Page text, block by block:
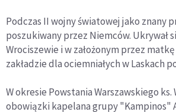
Podczas II wojny światowej jako znany
poszukiwany przez Niemców. Ukrywał
Wrociszewie i w założonym przez
zakładzie dla ociemniałych w Laskach
W okresie Powstania Warszawskiego ks.
obowiązki kapelana grupy "Kampinos"